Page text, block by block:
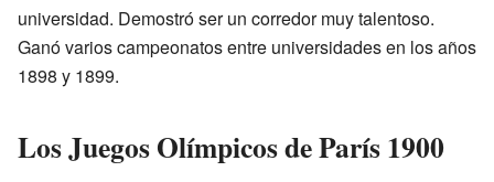
universidad. Demostró ser un corredor muy talentoso.
Ganó varios campeonatos entre universidades en los años
1898 y 1899.
Los Juegos Olímpicos de París 1900